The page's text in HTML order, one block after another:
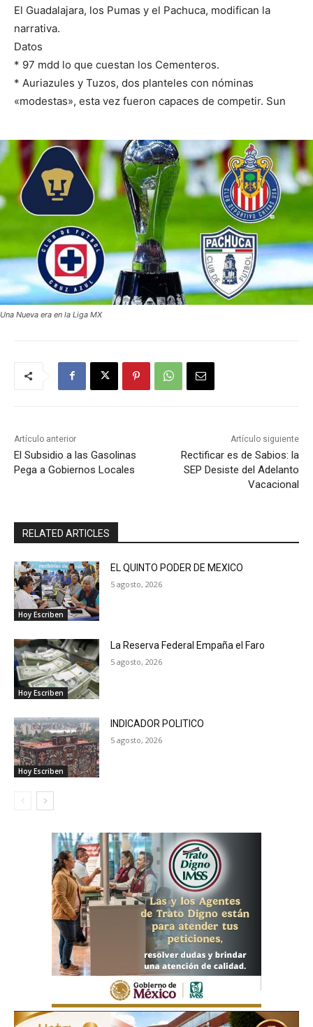
El Guadalajara, los Pumas y el Pachuca, modifican la
narrativa.
Datos
* 97 mdd lo que cuestan los Cementeros.
* Auriazules y Tuzos, dos planteles con nóminas
«modestas», esta vez fueron capaces de competir. Sun
Una Nueva era en la Liga MX
Artículo anterior
El Subsidio a las Gasolinas
Pega a Gobiernos Locales
Artículo siguiente
Rectificar es de Sabios: la
SEP Desiste del Adelanto
Vacacional
RELATED ARTICLES
Hoy Escriben
EL QUINTO PODER DE MEXICO
5 agosto, 2026
Hoy Escriben
La Reserva Federal Empaña el Faro
5 agosto, 2026
Hoy Escriben
INDICADOR POLITICO
5 agosto, 2026